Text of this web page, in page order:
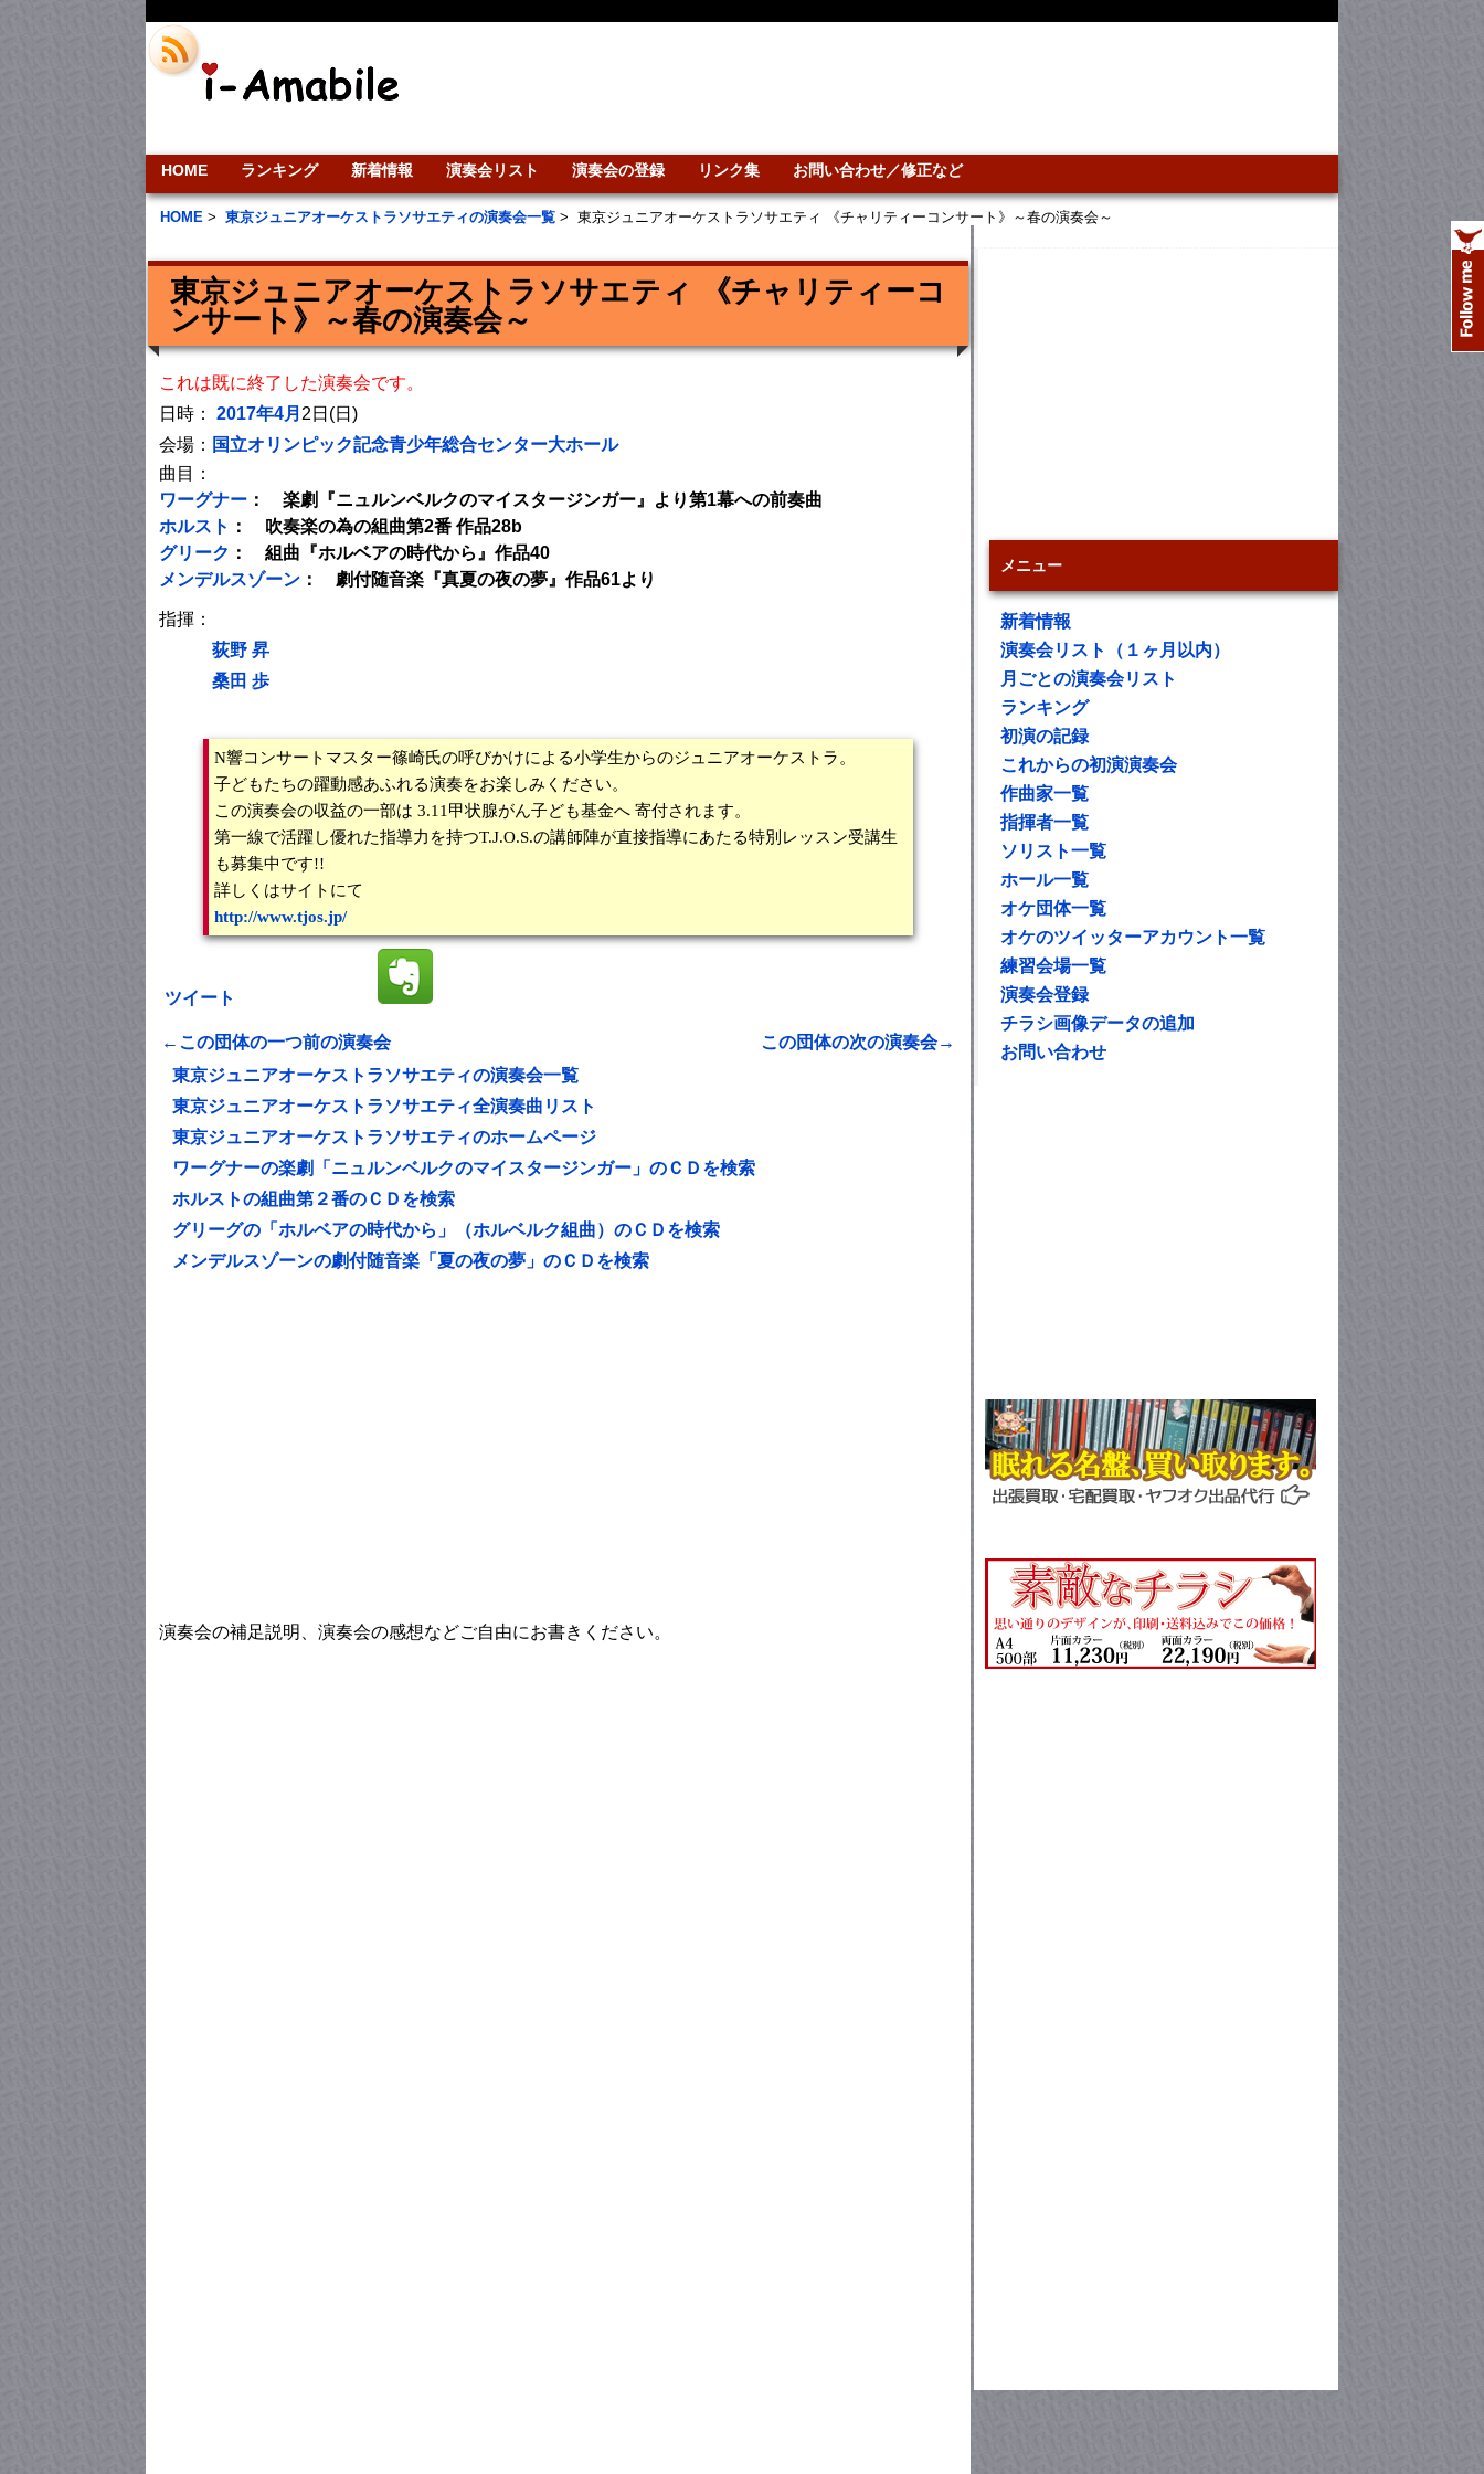
HOME ランキング 新着情報 演奏会リスト 演奏会の登録 リンク集 お問い合わせ／修正など
HOME > 東京ジュニアオーケストラソサエティの演奏会一覧 > 東京ジュニアオーケストラソサエティ 《チャリティーコンサート》～春の演奏会～
東京ジュニアオーケストラソサエティ 《チャリティーコ
ンサート》～春の演奏会～
これは既に終了した演奏会です。
日時： 2017年4月 2日(日)
会場： 国立オリンピック記念青少年総合センター大ホール
曲目：
ワーグナー ： 楽劇『ニュルンベルクのマイスタージンガー』より第1幕への前奏曲
ホルスト ： 吹奏楽の為の組曲第2番 作品28b
グリーク ： 組曲『ホルベアの時代から』作品40
メンデルスゾーン ： 劇付随音楽『真夏の夜の夢』作品61より
指揮：
荻野 昇
桑田 歩
N響コンサートマスター篠崎氏の呼びかけによる小学生からのジュニアオーケストラ。
子どもたちの躍動感あふれる演奏をお楽しみください。
この演奏会の収益の一部は 3.11甲状腺がん子ども基金へ 寄付されます。
第一線で活躍し優れた指導力を持つT.J.O.S.の講師陣が直接指導にあたる特別レッスン受講生
も募集中です!!
詳しくはサイトにて
http://www.tjos.jp/
ツイート
←この団体の一つ前の演奏会
この団体の次の演奏会→
東京ジュニアオーケストラソサエティの演奏会一覧
東京ジュニアオーケストラソサエティ全演奏曲リスト
東京ジュニアオーケストラソサエティのホームページ
ワーグナーの楽劇「ニュルンベルクのマイスタージンガー」のＣＤを検索
ホルストの組曲第２番のＣＤを検索
グリーグの「ホルベアの時代から」（ホルベルク組曲）のＣＤを検索
メンデルスゾーンの劇付随音楽「夏の夜の夢」のＣＤを検索
演奏会の補足説明、演奏会の感想などご自由にお書きください。
メニュー
新着情報
演奏会リスト（１ヶ月以内）
月ごとの演奏会リスト
ランキング
初演の記録
これからの初演演奏会
作曲家一覧
指揮者一覧
ソリスト一覧
ホール一覧
オケ団体一覧
オケのツイッターアカウント一覧
練習会場一覧
演奏会登録
チラシ画像データの追加
お問い合わせ